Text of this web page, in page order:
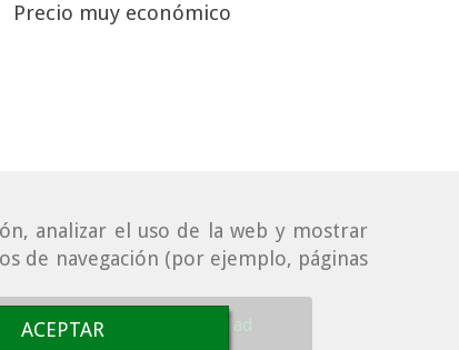
analizar el uso de la web y mostrar
de navegación (por ejemplo, páginas
ACEPTAR
Precio muy económico
Política de Privacidad